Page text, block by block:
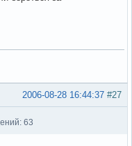
#27
2006-08-28 16:44:37
63